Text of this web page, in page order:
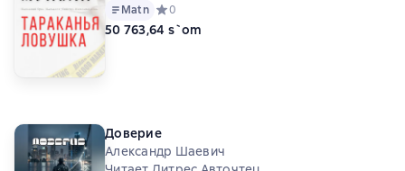
Matn Средний рейтинг 0 на основе 0 оценок
0
50 763,64 s`om
Доверие
Александр Шаевич